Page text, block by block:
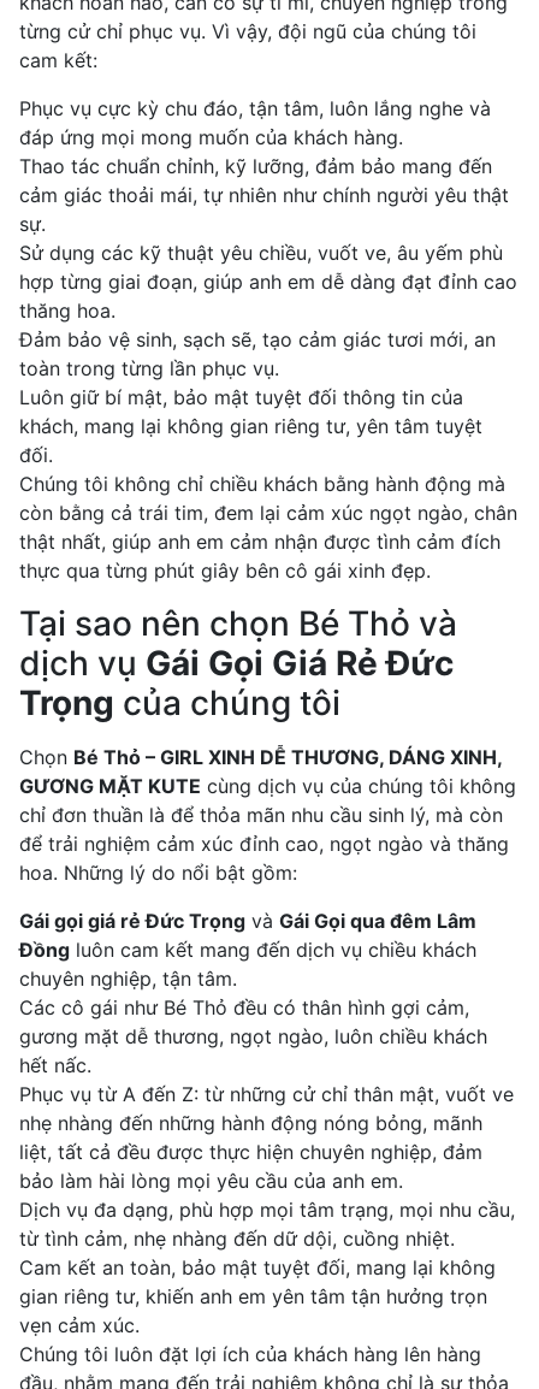
từng cử chỉ phục vụ. Vì vậy, đội ngũ của chúng tôi
cam kết:
Phục vụ cực kỳ chu đáo, tận tâm, luôn lắng nghe và
đáp ứng mọi mong muốn của khách hàng.
Thao tác chuẩn chỉnh, kỹ lưỡng, đảm bảo mang đến
cảm giác thoải mái, tự nhiên như chính người yêu thật
sự.
Sử dụng các kỹ thuật yêu chiều, vuốt ve, âu yếm phù
hợp từng giai đoạn, giúp anh em dễ dàng đạt đỉnh cao
thăng hoa.
Đảm bảo vệ sinh, sạch sẽ, tạo cảm giác tươi mới, an
toàn trong từng lần phục vụ.
Luôn giữ bí mật, bảo mật tuyệt đối thông tin của
khách, mang lại không gian riêng tư, yên tâm tuyệt
đối.
Chúng tôi không chỉ chiều khách bằng hành động mà
còn bằng cả trái tim, đem lại cảm xúc ngọt ngào, chân
thật nhất, giúp anh em cảm nhận được tình cảm đích
thực qua từng phút giây bên cô gái xinh đẹp.
Tại sao nên chọn Bé Thỏ và
dịch vụ Gái Gọi Giá Rẻ Đức
Trọng của chúng tôi
Chọn Bé Thỏ – GIRL XINH DỄ THƯƠNG, DÁNG XINH,
GƯƠNG MẶT KUTE cùng dịch vụ của chúng tôi không
chỉ đơn thuần là để thỏa mãn nhu cầu sinh lý, mà còn
để trải nghiệm cảm xúc đỉnh cao, ngọt ngào và thăng
hoa. Những lý do nổi bật gồm:
Gái gọi giá rẻ Đức Trọng và Gái Gọi qua đêm Lâm
Đồng luôn cam kết mang đến dịch vụ chiều khách
chuyên nghiệp, tận tâm.
Các cô gái như Bé Thỏ đều có thân hình gợi cảm,
gương mặt dễ thương, ngọt ngào, luôn chiều khách
hết nấc.
Phục vụ từ A đến Z: từ những cử chỉ thân mật, vuốt ve
nhẹ nhàng đến những hành động nóng bỏng, mãnh
liệt, tất cả đều được thực hiện chuyên nghiệp, đảm
bảo làm hài lòng mọi yêu cầu của anh em.
Dịch vụ đa dạng, phù hợp mọi tâm trạng, mọi nhu cầu,
từ tình cảm, nhẹ nhàng đến dữ dội, cuồng nhiệt.
Cam kết an toàn, bảo mật tuyệt đối, mang lại không
gian riêng tư, khiến anh em yên tâm tận hưởng trọn
vẹn cảm xúc.
Chúng tôi luôn đặt lợi ích của khách hàng lên hàng
đầu, nhằm mang đến trải nghiệm không chỉ là sự thỏa